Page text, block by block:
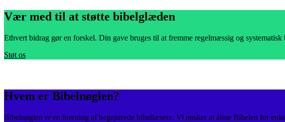
Vær med til at støtte bibelglæden
Ethvert bidrag gør en forskel. Din gave bruges til at fremme regelmæssig og systematisk
Støt os
Hvem er Bibelnøglen?
Bibelnøglen er en forening af begejstrede bibellæsere. Vi ønsker at åbne Bibelen for